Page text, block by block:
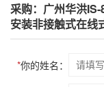
采购：广州华洪
安装非接触式在线
*你的姓名：